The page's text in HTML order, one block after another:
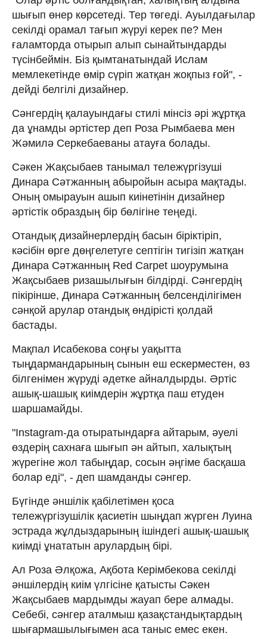
шығып өнер көрсетеді. Тер төгеді. Ауылдағылар
секілді орамал тағып жүруі керек пе? Мен
ғаламторда отырып алып сынайтындарды
түсінбеймін. Біз қымтанатындай Ислам
мемлекетінде өмір сүріп жатқан жоқпыз ғой", -
дейді белгілі дизайнер.
Сәнгердің қалауындағы стилі мінсіз әрі жұртқа
да ұнамды әртістер деп Роза Рымбаева мен
Жәмилә Серкебаеваны атауға болады.
Сәкен Жақсыбаев танымал тележүргізуші
Динара Сәтжанның абыройын асыра мақтады.
Оның омырауын ашып киінетінін дизайнер
әртістік образдың бір бөлігіне теңеді.
Отандық дизайнерлердің басын біріктіріп,
кәсібін өрге дөңгелетуге септігін тигізіп жатқан
Динара Сәтжанның Red Carpet шоурумына
Жақсыбаев ризашылығын білдірді. Сәнгердің
пікірінше, Динара Сәтжанның белсенділігімен
сәнқой арулар отандық өндірісті қолдай
бастады.
Мақпал Исабекова соңғы уақытта
тыңдармандарының сынын еш ескерместен, өз
білгенімен жүруді әдетке айналдырды. Әртіс
ашық-шашық киімдерін жұртқа паш етуден
шаршамайды.
"Instagram-да отыратындарға айтарым, әуелі
өздерің сахнаға шығып ән айтып, халықтың
жүрегіне жол табыңдар, сосын әңгіме басқаша
болар еді", - деп шамданды сәнгер.
Бүгінде әншілік қабілетімен қоса
тележүргізушілік қасиетін шыңдап жүрген Луина
эстрада жұлдыздарының ішіндегі ашық-шашық
киімді ұнататын арулардың бірі.
Ал Роза Әлқожа, Ақбота Керімбекова секілді
әншілердің киім үлгісіне қатысты Сәкен
Жақсыбаев мардымды жауап бере алмады.
Себебі, сәнгер аталмыш қазақстандықтардың
шығармашылығымен аса таныс емес екен.